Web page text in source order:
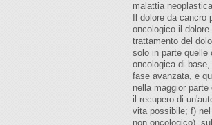
malattia
Il dolore da
oncologico il
trattamento del
solo in parte quelle
oncologica di
fase avanzata, e
nella maggior
il recupero di
vita possibile; f)
non oncologico),